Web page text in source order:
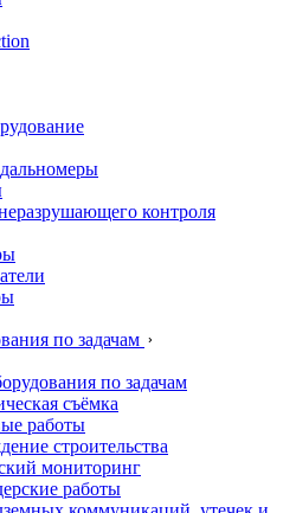
контроля
по задачам
по задачам
съёмка
работы
строительства
мониторинг
работы